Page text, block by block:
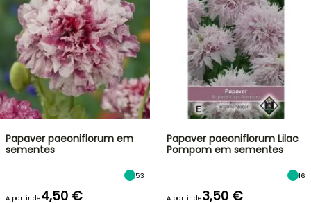
Papaver paeoniflorum em
sementes
53
A partir de4,50 €
Papaver paeoniflorum Lilac
Pompom em sementes
16
A partir de3,50 €